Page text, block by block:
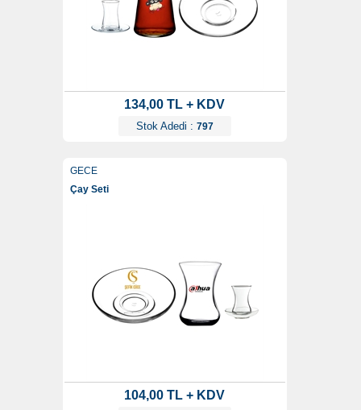
134,00 TL + KDV
Stok Adedi : 797
GECE
Çay Seti
104,00 TL + KDV